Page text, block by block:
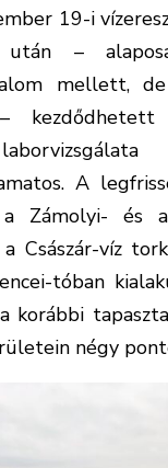
19-i
után –
mellett, de
A
Zámolyi- és a
Császár-víz
tóban
korábbi
négy